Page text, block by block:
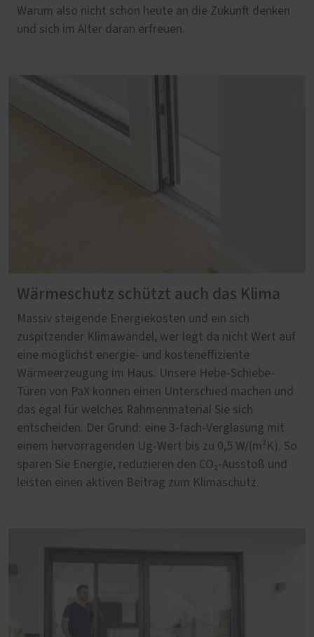
Warum also nicht schon heute an die Zukunft denken
und sich im Alter daran erfreuen.
Wärmeschutz schützt auch das Klima
Massiv steigende Energiekosten und ein sich
zuspitzender Klimawandel, wer legt da nicht Wert auf
eine möglichst energie- und kosteneffiziente
Wärmeerzeugung im Haus. Unsere Hebe-Schiebe-
Türen von PaX können einen Unterschied machen und
das egal für welches Rahmenmaterial Sie sich
entscheiden. Der Grund: eine 3-fach-Verglasung mit
einem hervorragenden Ug-Wert bis zu 0,5 W/(m²K). So
sparen Sie Energie, reduzieren den CO₂-Ausstoß und
leisten einen aktiven Beitrag zum Klimaschutz.